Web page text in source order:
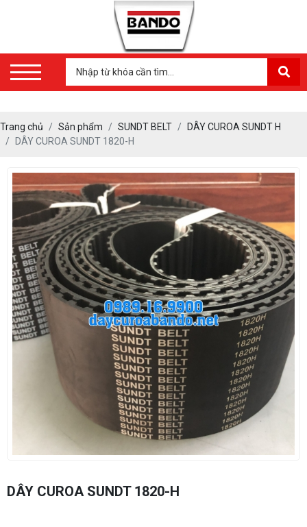
Trang chủ Sản phẩm SUNDT BELT
DÂY CUROA SUNDT H
DÂY CUROA SUNDT 1820-H
DÂY CUROA SUNDT 1820-H